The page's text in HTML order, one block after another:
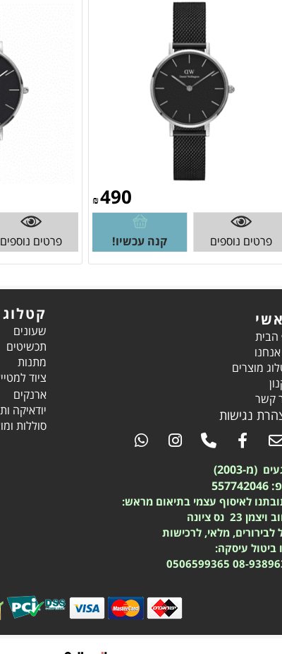
₪490
פרטים נוספים קנה עכשיו! פרטים נוספים
הבית
מוצרים
קשר
נגישות
(מ-2003)
לאיסוף עצמי בתיאום מראש:
23 נס ציונה
לבירורים, מלאי, לרכישות
ביטול עיסקה:
08-
0506599365
שעונים
תכשיטים
מתנות
ציוד
ארנקים
יודאיקה
סוללות